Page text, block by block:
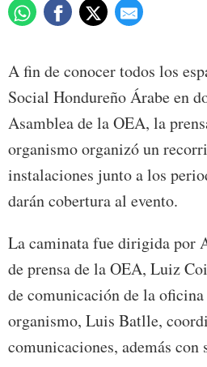
A fin de conocer todos los
Social Hondureño Árabe en
Asamblea de la OEA, la
organismo organizó un
instalaciones junto a los
darán cobertura al evento.
La caminata fue dirigida por
de prensa de la OEA, Luiz
de comunicación de la
organismo, Luis Batlle,
comunicaciones, además con